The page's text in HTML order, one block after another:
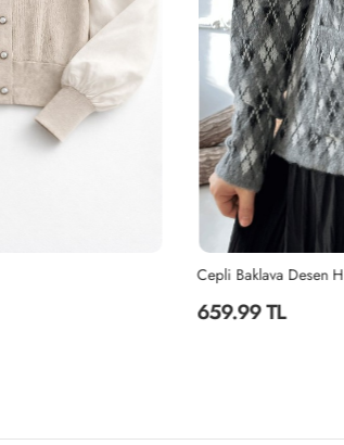
Cepli Baklava Desen Hırka - Gri
659.99 TL